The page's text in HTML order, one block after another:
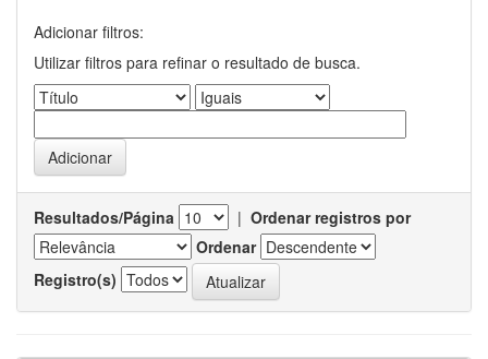
Adicionar filtros:
Utilizar filtros para refinar o resultado de busca.
Resultados/Página | Ordenar registros por
Ordenar
Registro(s)